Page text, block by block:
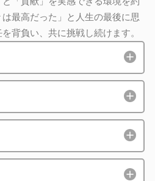
最高だった」と人生の最後に思
背負い、共に挑戦し続けます。